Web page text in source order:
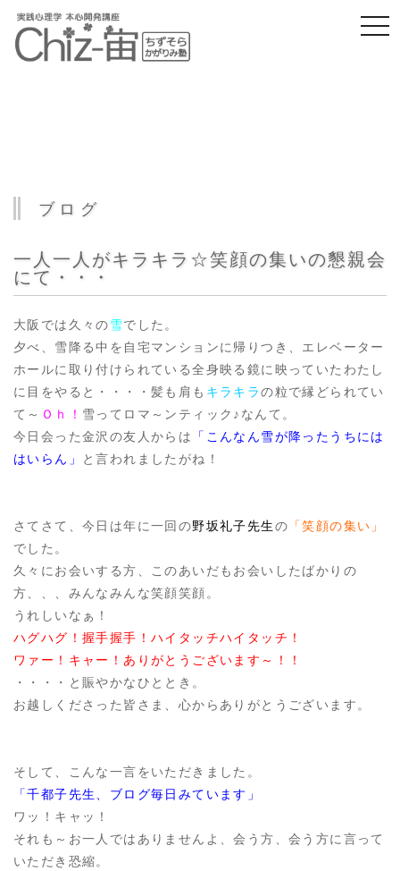
ブログ
一人一人がキラキラ☆笑顔の集いの懇親会
にて・・・
大阪では久々の雪でした。
夕べ、雪降る中を自宅マンションに帰りつき、エレベーター
ホールに取り付けられている全身映る鏡に映っていたわたし
に目をやると・・・・髪も肩も キラキラの粒で縁どられてい
て～ Ｏｈ！ 雪ってロマ～ンティック♪なんて。
今日会った金沢の友人からは
「こんなん雪が降ったうちには
はいらん」
と言われましたがね！
さてさて、今日は年に一回の野坂礼子先生の 「笑顔の集い」
でした。
久々にお会いする方、このあいだもお会いしたばかりの
方、、、みんなみんな笑顔笑顔。
うれしいなぁ！
ハグハグ！握手握手！ハイタッチハイタッチ！
ワァー！キャー！ありがとうございます～！！
・・・・と賑やかなひととき。
お越しくださった皆さま、心からありがとうございます。
そして、こんな一言をいただきました。
「千都子先生、ブログ毎日みています」
ワッ！キャッ！
それも～お一人ではありませんよ、会う方、会う方に言って
いただき恐縮。